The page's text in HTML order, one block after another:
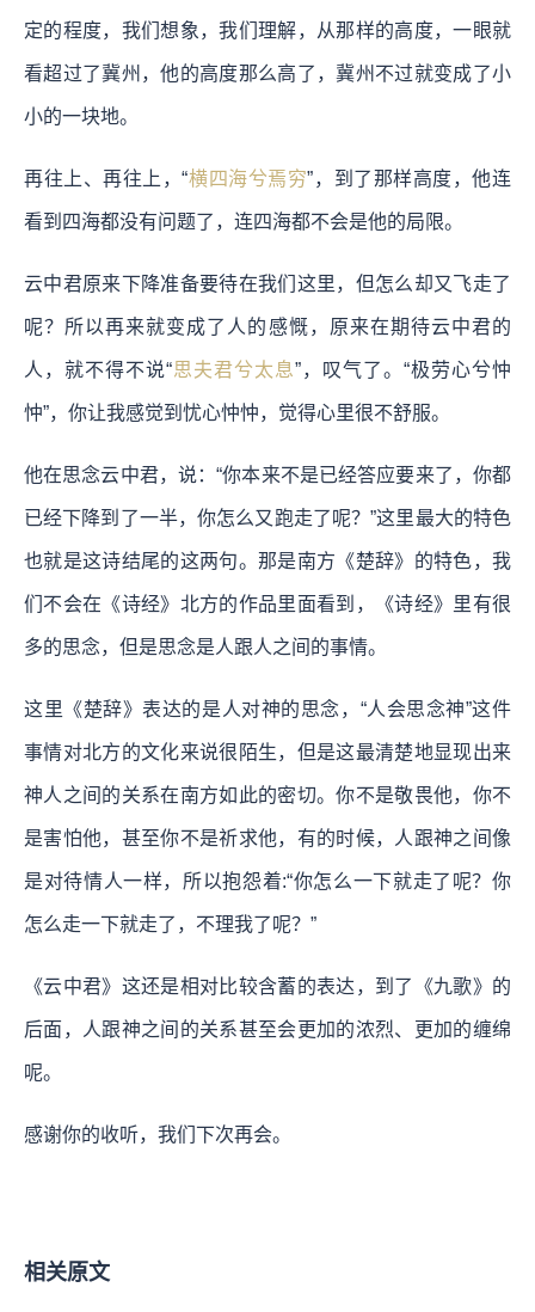
定的程度，我们想象，我们理解，从那样的高度，一眼就
看超过了冀州，他的高度那么高了，冀州不过就变成了小
小的一块地。
再往上、再往上，“横四海兮焉穷”，到了那样高度，他连
看到四海都没有问题了，连四海都不会是他的局限。
云中君原来下降准备要待在我们这里，但怎么却又飞走了
呢？所以再来就变成了人的感慨，原来在期待云中君的
人，就不得不说“思夫君兮太息”，叹气了。“极劳心兮忡
忡”，你让我感觉到忧心忡忡，觉得心里很不舒服。
他在思念云中君，说：“你本来不是已经答应要来了，你都
已经下降到了一半，你怎么又跑走了呢？”这里最大的特色
也就是这诗结尾的这两句。那是南方《楚辞》的特色，我
们不会在《诗经》北方的作品里面看到，《诗经》里有很
多的思念，但是思念是人跟人之间的事情。
这里《楚辞》表达的是人对神的思念，“人会思念神”这件
事情对北方的文化来说很陌生，但是这最清楚地显现出来
神人之间的关系在南方如此的密切。你不是敬畏他，你不
是害怕他，甚至你不是祈求他，有的时候，人跟神之间像
是对待情人一样，所以抱怨着:“你怎么一下就走了呢？你
怎么走一下就走了，不理我了呢？”
《云中君》这还是相对比较含蓄的表达，到了《九歌》的
后面，人跟神之间的关系甚至会更加的浓烈、更加的缠绵
呢。
感谢你的收听，我们下次再会。
相关原文